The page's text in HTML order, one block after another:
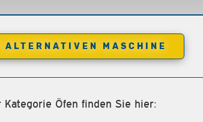
ALTERNATIVEN MASCHINE
Kategorie Öfen finden Sie hier: